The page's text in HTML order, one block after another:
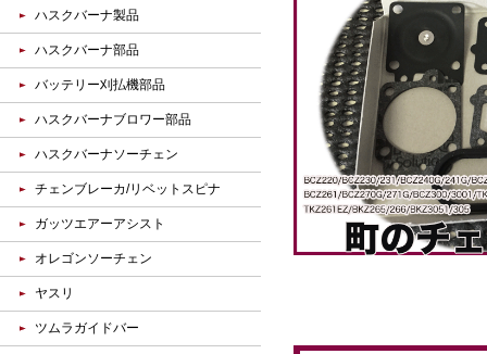
ハスクバーナ製品
ハスクバーナ部品
バッテリー刈払機部品
ハスクバーナブロワー部品
ハスクバーナソーチェン
チェンブレーカ/リベットスピナ
ガッツエアーアシスト
オレゴンソーチェン
ヤスリ
ツムラガイドバー